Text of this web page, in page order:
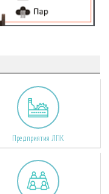
Предприятия ЛПК